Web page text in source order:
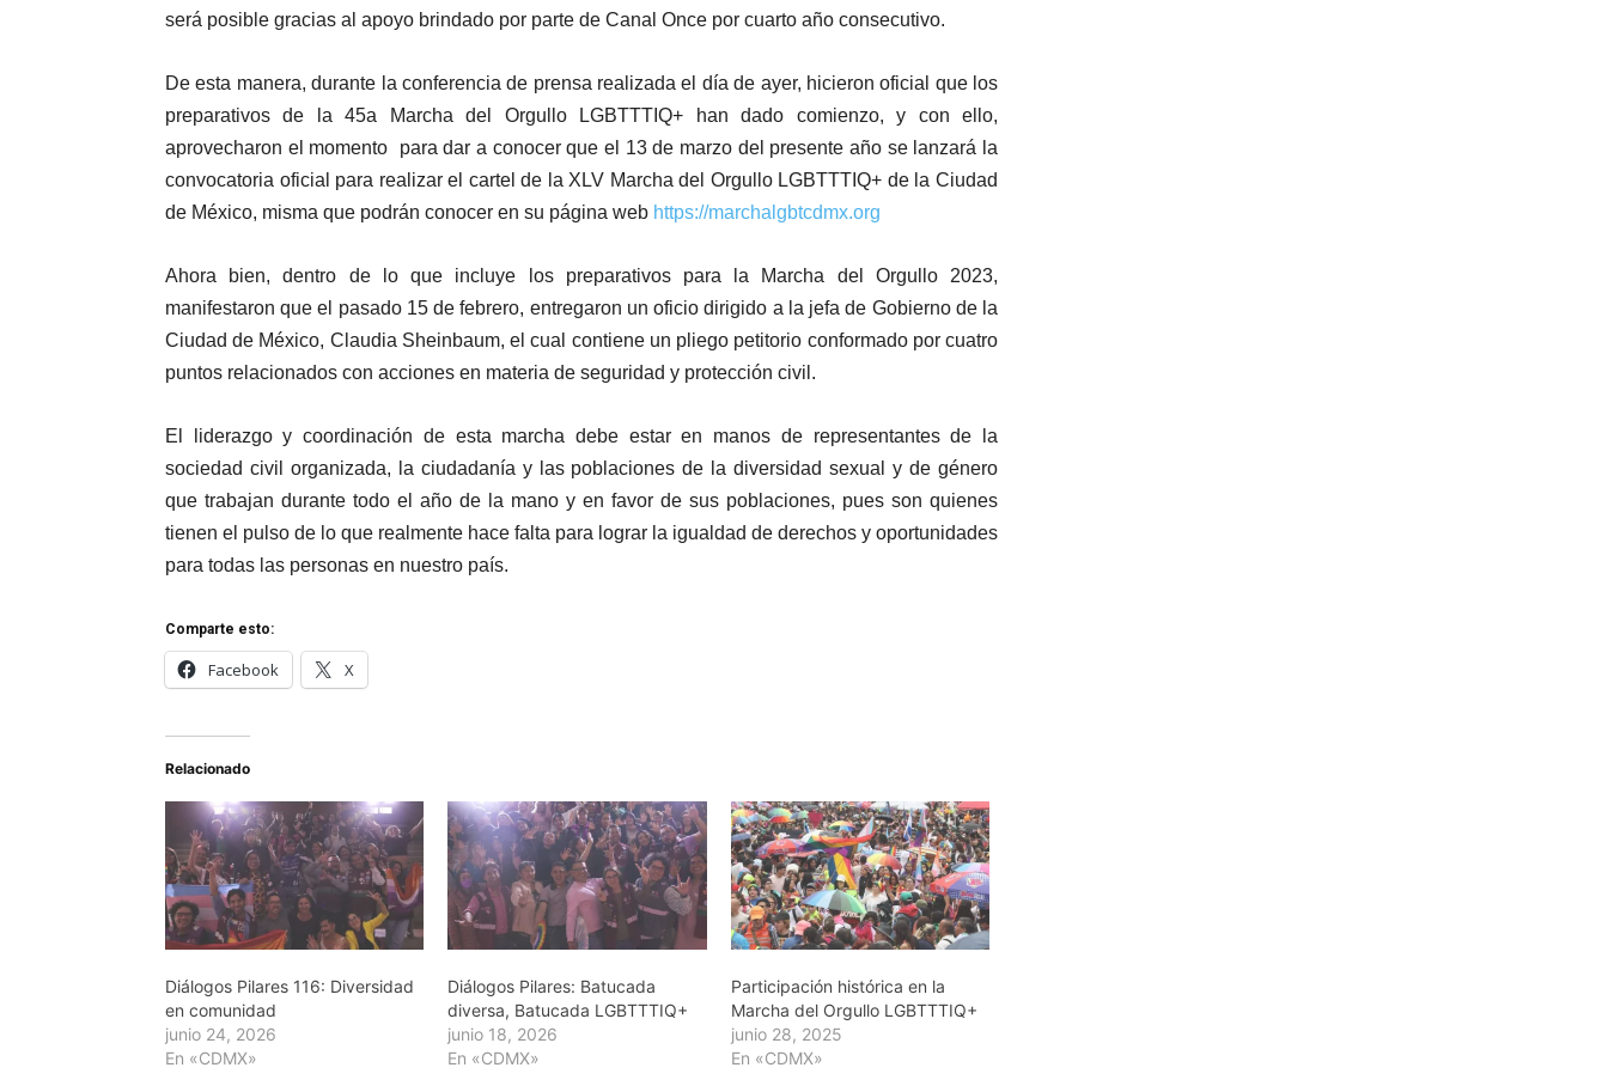
será posible gracias al apoyo brindado por parte de Canal Once por cuarto año consecutivo.
De esta manera, durante la conferencia de prensa realizada el día de ayer, hicieron oficial que los
preparativos de la 45a Marcha del Orgullo LGBTTTIQ+ han dado comienzo, y con ello,
aprovecharon el momento para dar a conocer que el 13 de marzo del presente año se lanzará la
convocatoria oficial para realizar el cartel de la XLV Marcha del Orgullo LGBTTTIQ+ de la Ciudad
de México, misma que podrán conocer en su página web https://marchalgbtcdmx.org
Ahora bien, dentro de lo que incluye los preparativos para la Marcha del Orgullo 2023,
manifestaron que el pasado 15 de febrero, entregaron un oficio dirigido a la jefa de Gobierno de la
Ciudad de México, Claudia Sheinbaum, el cual contiene un pliego petitorio conformado por cuatro
puntos relacionados con acciones en materia de seguridad y protección civil.
El liderazgo y coordinación de esta marcha debe estar en manos de representantes de la
sociedad civil organizada, la ciudadanía y las poblaciones de la diversidad sexual y de género
que trabajan durante todo el año de la mano y en favor de sus poblaciones, pues son quienes
tienen el pulso de lo que realmente hace falta para lograr la igualdad de derechos y oportunidades
para todas las personas en nuestro país.
Comparte esto:
Facebook X
Relacionado
Diálogos Pilares 116: Diversidad
en comunidad
junio 24, 2026
En «CDMX»
Diálogos Pilares: Batucada
diversa, Batucada LGBTTTIQ+
junio 18, 2026
En «CDMX»
Participación histórica en la
Marcha del Orgullo LGBTTTIQ+
junio 28, 2025
En «CDMX»